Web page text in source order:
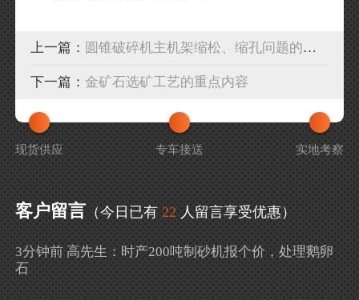
上一篇： 圆锥破碎机主机架缩松、缩孔问题的解决
下一篇：金矿石选矿工艺的重点内容
现货供应 专车接送 实地考察
客户留言 （今日已有 22 人留言享受优惠）
3分钟前 高先生：时产200吨制砂机报个价，处理鹅卵
石